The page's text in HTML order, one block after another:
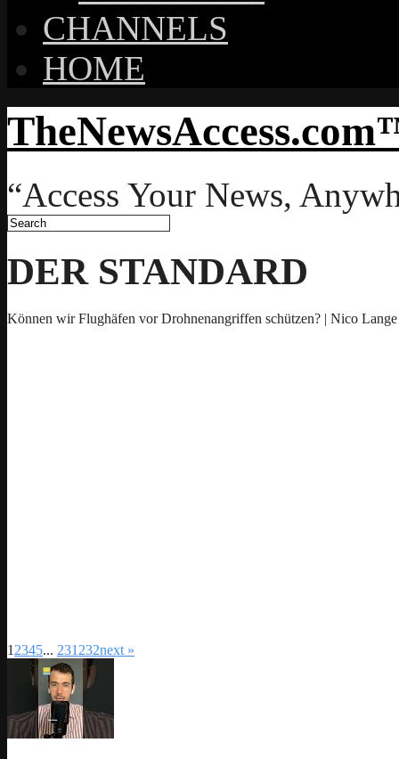
CHANNELS
HOME
“Access Your News,
DER STANDARD
Können wir Flughäfen vor Drohnenangriffen schützen? | Nico Lange
1 2345... 231 232next »